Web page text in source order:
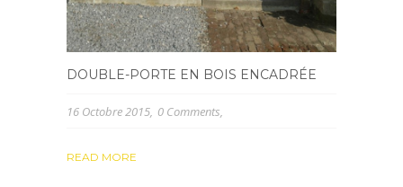
DOUBLE-PORTE EN BOIS ENCADRÉE
16 Octobre 2015 0 Comments
READ MORE